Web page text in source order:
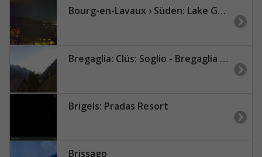
Bourg-en-Lavaux › Süden: Lake Geneva
Bregaglia: Clüs: Soglio - Bregaglia Turismo
Brigels: Pradas Resort
Brissago